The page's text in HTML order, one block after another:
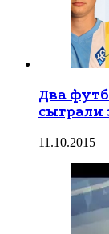
Два
сыграли
11.10.2015